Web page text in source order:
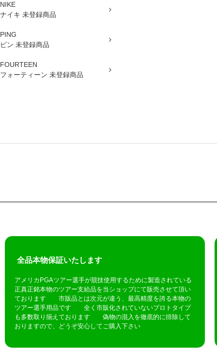
NIKE
ナイキ 未登録商品
PING
ピン 未登録商品
FOURTEEN
フォーティーン 未登録商品
全品本物保証いたします
アメリカPGAツアー選手が競技使用するために製造されている
正真正銘本物のツアー支給品を当ショップにて販売させて頂い
ております 市販品とは次元が違う、最高精度を誇る本物の
ツアー選手用品です 全く市販化されていないプロトタイプ
も多数取り揃えております 偽物の混入を徹底的に排除して
おりますので、どうぞ安心してご購入下さい